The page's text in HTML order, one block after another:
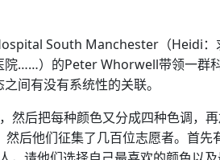
South Manchester（Heidi：
院……）的Peter Whorwell带领一群
间有没有系统性的关联。
然后把每种颜色又分成四种色调，
后他们征集了几百位志愿者。首先